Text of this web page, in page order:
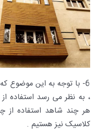
6- با توجه به این موضوع
، به نظر می رسد استفاده
هر چند شاهد استفاده
کلاسیک نیز هستیم .